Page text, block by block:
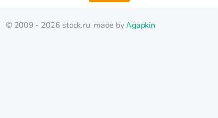
© 2009 - 2026 stock.ru, made byAgapkin